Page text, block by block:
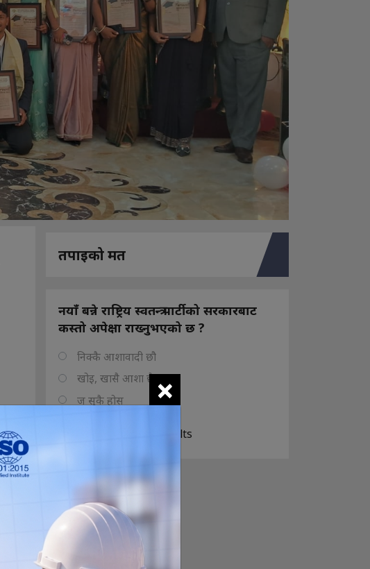
तपाइको मत
नयाँ बन्ने राष्ट्रिय स्वतन्त्र पार्टीको सरकारबाट
कस्तो अपेक्षा राख्नुभएको छ ?
निक्कै आशावादी छौ
खोइ, खासै आशा छैन
ज सुकै होस्
View Results
×